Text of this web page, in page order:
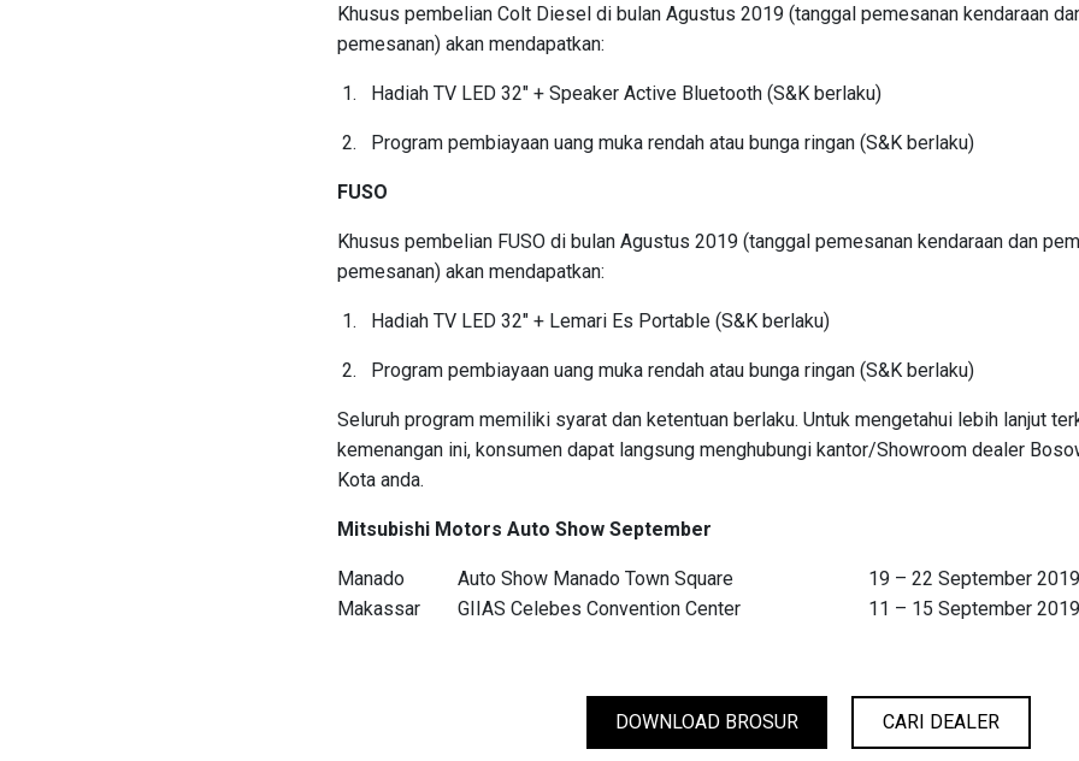
Khusus pembelian Colt Diesel di bulan Agustus 2019 (tanggal pemesanan kendaraan
pemesanan) akan mendapatkan:
Hadiah TV LED 32″ + Speaker Active Bluetooth (S&K berlaku)
Program pembiayaan uang muka rendah atau bunga ringan (S&K berlaku)
FUSO
Khusus pembelian FUSO di bulan Agustus 2019 (tanggal pemesanan kendaraan dan
pemesanan) akan mendapatkan:
Hadiah TV LED 32″ + Lemari Es Portable (S&K berlaku)
Program pembiayaan uang muka rendah atau bunga ringan (S&K berlaku)
Seluruh program memiliki syarat dan ketentuan berlaku. Untuk mengetahui lebih lanjut
kemenangan ini, konsumen dapat langsung menghubungi kantor/Showroom dealer
Kota anda.
Mitsubishi Motors Auto Show September
Manado Auto Show Manado Town Square
19 – 22 September
Makassar
GIIAS Celebes Convention Center 11 – 15 September
DOWNLOAD BROSUR CARI DEALER